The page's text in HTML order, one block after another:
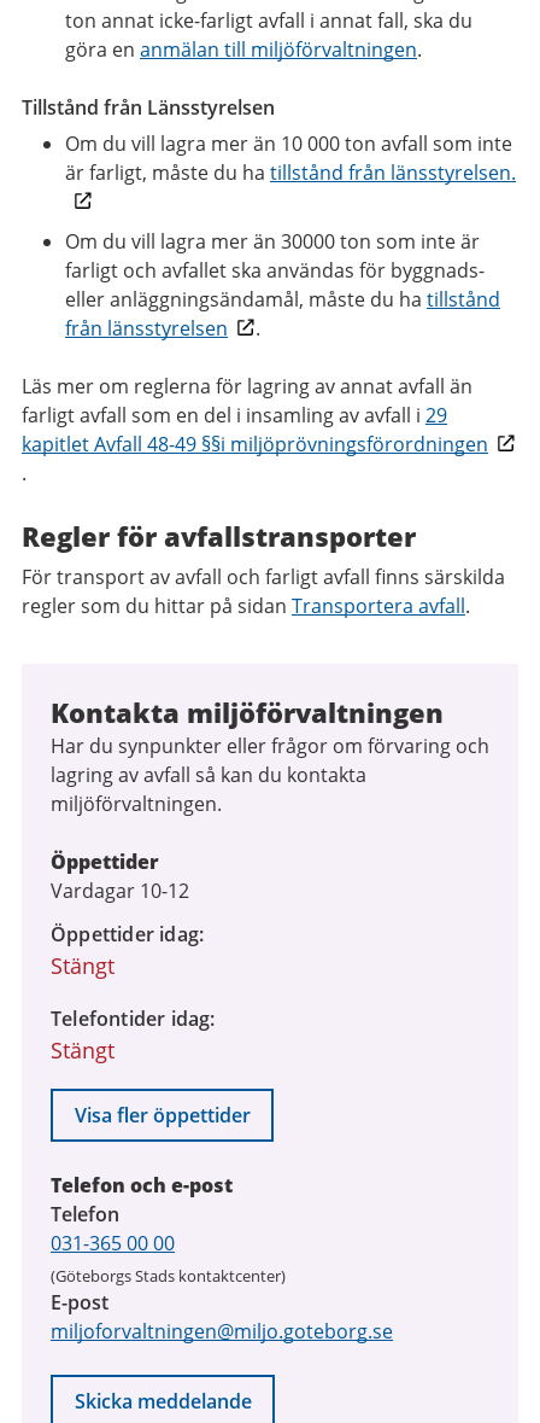
ton annat icke-farligt avfall i annat fall, ska du
göra en anmälan till miljöförvaltningen.
Tillstånd från Länsstyrelsen
Om du vill lagra mer än 10 000 ton avfall som inte
är farligt, måste du ha tillstånd från länsstyrelsen.
Om du vill lagra mer än 30000 ton som inte är
farligt och avfallet ska användas för byggnads-
eller anläggningsändamål, måste du ha tillstånd
från länsstyrelsen
.
Läs mer om reglerna för lagring av annat avfall än
farligt avfall som en del i insamling av avfall i 29
kapitlet Avfall 48-49 §§i miljöprövningsförordningen
.
Regler för avfallstransporter
För transport av avfall och farligt avfall finns särskilda
regler som du hittar på sidan Transportera avfall.
Kontakta miljöförvaltningen
Har du synpunkter eller frågor om förvaring och
lagring av avfall så kan du kontakta
miljöförvaltningen.
Öppettider
Vardagar 10-12
Öppettider idag
Stängt
Telefontider idag
Stängt
Visa fler öppettider
Telefon och e-post
Telefon
031-365 00 00
(Göteborgs Stads kontaktcenter)
E-post
miljoforvaltningen@miljo.goteborg.se
Skicka meddelande